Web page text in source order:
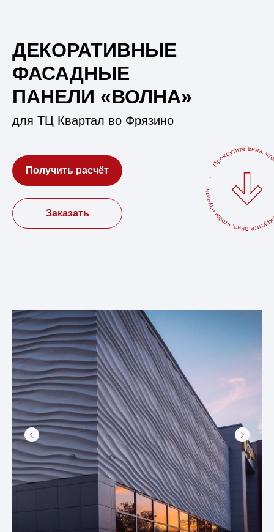
ДЕКОРАТИВНЫЕ
ФАСАДНЫЕ
ПАНЕЛИ «ВОЛНА»
Заказать
Получить расчёт
для ТЦ Квартал во Фрязино